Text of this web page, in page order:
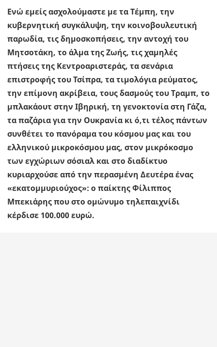
Ενώ εμείς ασχολούμαστε με τα Τέμπη, την
κυβερνητική συγκάλυψη, την κοινοβουλευτική
παρωδία, τις δημοσκοπήσεις, την αντοχή του
Μητσοτάκη, το άλμα της Ζωής, τις χαμηλές
πτήσεις της Κεντροαριστεράς, τα σενάρια
επιστροφής του Τσίπρα, τα τιμολόγια ρεύματος,
την επίμονη ακρίβεια, τους δασμούς του Τραμπ, το
μπλακάουτ στην Ιβηρική, τη γενοκτονία στη Γάζα,
τα παζάρια για την Ουκρανία κι ό,τι τέλος πάντων
συνθέτει το πανόραμα του κόσμου μας και του
ελληνικού μικροκόσμου μας, στον μικρόκοσμο
των εγχώριων σόσιαλ και στο διαδίκτυο
κυριαρχούσε από την περασμένη Δευτέρα ένας
«εκατομμυριούχος»: ο παίκτης Φίλιππος
Μπεκιάρης που στο ομώνυμο τηλεπαιχνίδι
κέρδισε 100.000 ευρώ.